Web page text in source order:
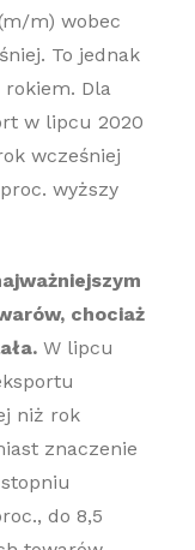
m) wobec
To jednak
rokiem. Dla
w lipcu 2020
wcześniej
wyższy
chociaż
W lipcu
niż rok
znaczenie
do 8,5